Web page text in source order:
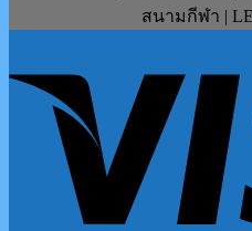
สนามกีฬา |